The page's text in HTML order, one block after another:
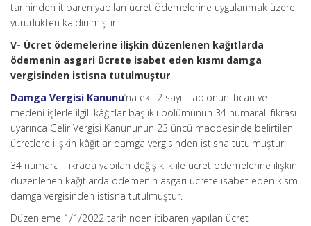
tarihinden itibaren yapılan ücret ödemelerine uygulanmak üzere
yürürlükten kaldırılmıştır.
V- Ücret ödemelerine ilişkin düzenlenen kağıtlarda
ödemenin asgari ücrete isabet eden kısmı damga
vergisinden istisna tutulmuştur
Damga Vergisi Kanunu’na ekli 2 sayılı tablonun Ticari ve
medeni işlerle ilgili kâğıtlar başlıklı bölümünün 34 numaralı fıkrası
uyarınca Gelir Vergisi Kanununun 23 üncü maddesinde belirtilen
ücretlere ilişkin kâğıtlar damga vergisinden istisna tutulmuştur.
34 numaralı fıkrada yapılan değişiklik ile ücret ödemelerine ilişkin
düzenlenen kağıtlarda ödemenin asgari ücrete isabet eden kısmı
damga vergisinden istisna tutulmuştur.
Düzenleme 1/1/2022 tarihinden itibaren yapılan ücret